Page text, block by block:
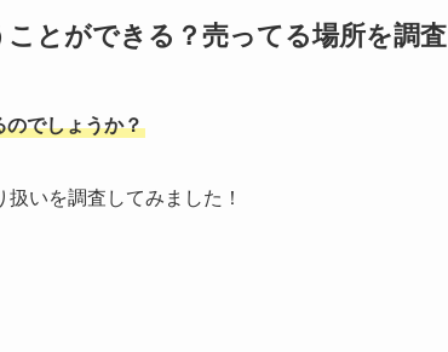
とができる？売ってる場所を調査
のでしょうか？
いを調査してみました！